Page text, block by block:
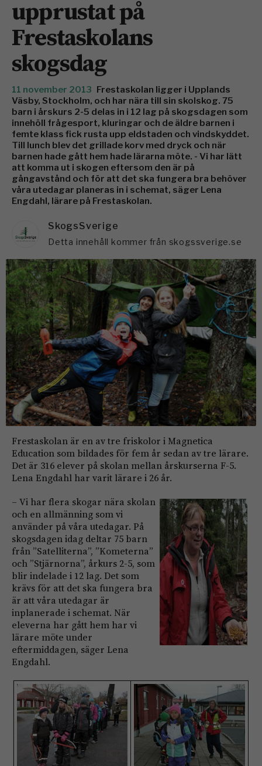
upprustat på
Frestaskolans
skogsdag
11 november 2013 Frestaskolan ligger i Upplands
Väsby, Stockholm, och har nära till sin skolskog. 75
barn i årskurs 2-5 delas in i 12 lag på skogsdagen som
innehöll frågesport, kluringar och de äldre barnen i
femte klass fick rusta upp eldstaden och vindskyddet.
Till lunch blev det grillade korv med dryck och när
barnen hade gått hem hade lärarna möte. - Vi har lätt
att komma ut i skogen eftersom den är på
gångavstånd och för att det ska fungera bra behöver
våra utedagar planeras in i schemat, säger Lena
Engdahl, lärare på Frestaskolan.
SkogsSverige
Detta innehåll kommer från skogssverige.se
Frestaskolan är en av tre friskolor i Magnetica
Education som bildades för fem år sedan av tre lärare.
Det är 316 elever på skolan mellan årskurserna F-5.
Lena Engdahl har varit lärare i 26 år.
– Vi har flera skogar nära skolan
och en allmänning som vi
använder på våra utedagar. På
skogsdagen idag deltar 75 barn
från ”Satelliterna”, ”Kometerna”
och ”Stjärnorna”, årkurs 2-5, som
blir indelade i 12 lag. Det som
krävs för att det ska fungera bra
är att våra utedagar är
inplanerade i schemat. När
eleverna har gått hem har vi
lärare möte under
eftermiddagen, säger Lena
Engdahl.